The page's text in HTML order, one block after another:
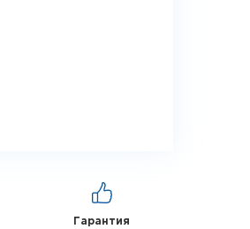
Гарантия